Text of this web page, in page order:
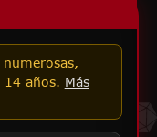
14 años. Más